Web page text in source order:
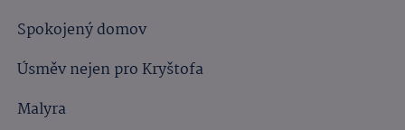
Spokojený domov
Úsměv nejen pro Kryštofa
Malyra